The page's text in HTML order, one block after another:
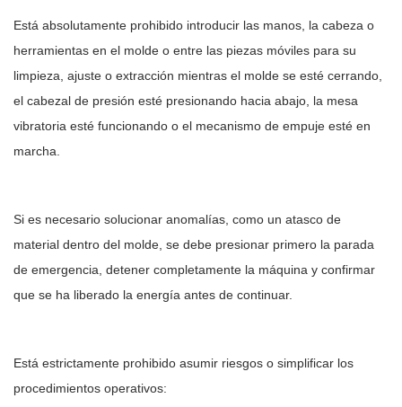
Está absolutamente prohibido introducir las manos, la cabeza o
herramientas en el molde o entre las piezas móviles para su
limpieza, ajuste o extracción mientras el molde se esté cerrando,
el cabezal de presión esté presionando hacia abajo, la mesa
vibratoria esté funcionando o el mecanismo de empuje esté en
marcha.
Si es necesario solucionar anomalías, como un atasco de
material dentro del molde, se debe presionar primero la parada
de emergencia, detener completamente la máquina y confirmar
que se ha liberado la energía antes de continuar.
Está estrictamente prohibido asumir riesgos o simplificar los
procedimientos operativos: